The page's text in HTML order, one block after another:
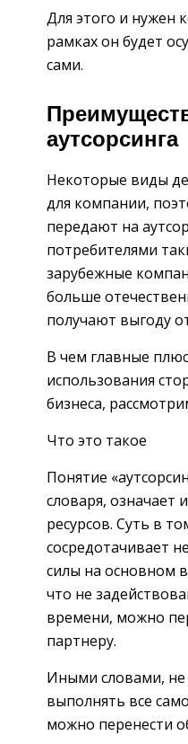
Для этого и нужен
рамках он будет
сами.
аутсорсинга
Некоторые виды
для компании,
передают на
потребителями
зарубежные
больше
получают выгоду
В чем главные
использования
бизнеса,
Что это такое
Понятие
словаря, означает
ресурсов. Суть в
сосредотачивает
силы на основном
что не
времени, можно
партнеру.
Иными словами, не
выполнять все
можно перенести